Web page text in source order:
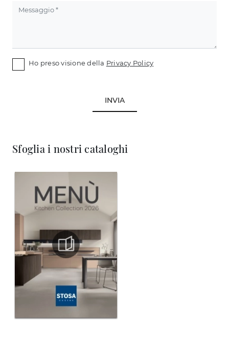
Sfoglia i nostri cataloghi
Ho preso visione della Privacy Policy
INVIA